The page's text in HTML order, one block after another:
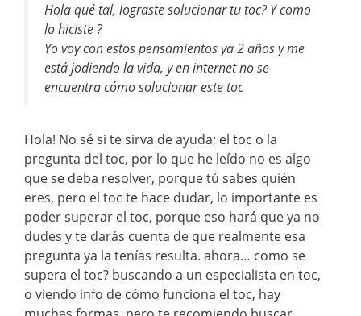
Hola qué tal, lograste solucionar tu toc? Y como
lo hiciste ?
Yo voy con estos pensamientos ya 2 años y me
está jodiendo la vida, y en internet no se
encuentra cómo solucionar este toc
Hola! No sé si te sirva de ayuda; el toc o la
pregunta del toc, por lo que he leído no es algo
que se deba resolver, porque tú sabes quién
eres, pero el toc te hace dudar, lo importante es
poder superar el toc, porque eso hará que ya no
dudes y te darás cuenta de que realmente esa
pregunta ya la tenías resulta. ahora… como se
supera el toc? buscando a un especialista en toc,
o viendo info de cómo funciona el toc, hay